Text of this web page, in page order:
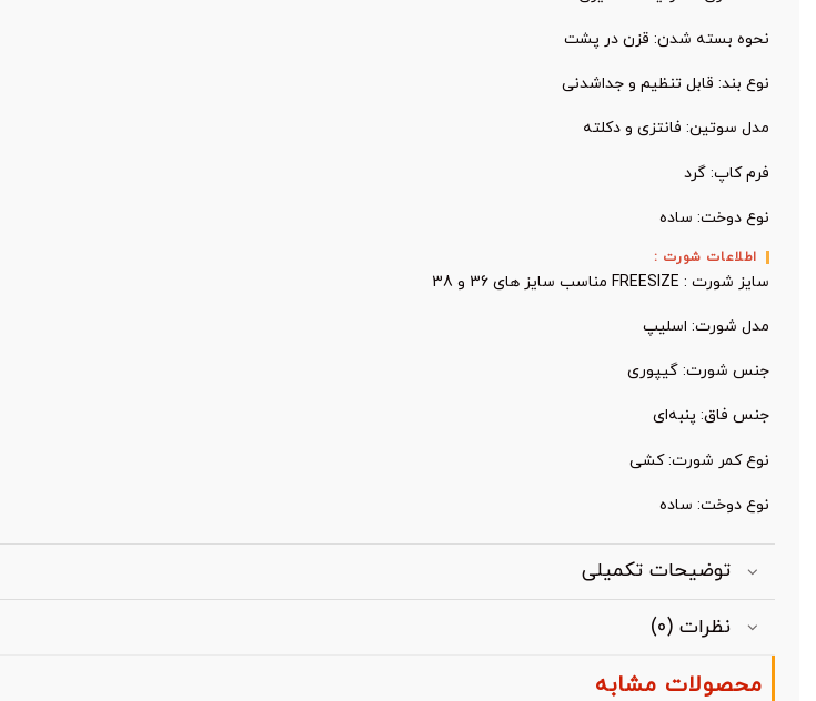
نحوه بسته شدن: قزن در پشت
نوع بند: قابل تنظیم و جدا‌شدنی
مدل سوتین: فانتزی و دکلته
فرم کاپ: گرد
نوع دوخت: ساده
اطلاعات شورت :
سایز شورت : FREESIZE مناسب سایز های 36 و 38
مدل شورت: اسلیپ
جنس شورت: گیپوری
جنس فاق: پنبه‌ای
نوع کمر شورت: کشی
نوع دوخت: ساده
توضیحات تکمیلی
نظرات (0)
محصولات مشابه